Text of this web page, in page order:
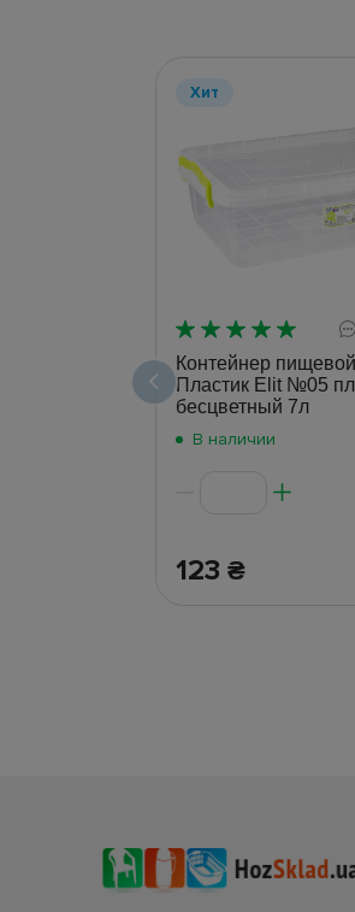
Хит
Контейнер
Пластик Elit №05
бесцветный 7л
В наличии
123 ₴